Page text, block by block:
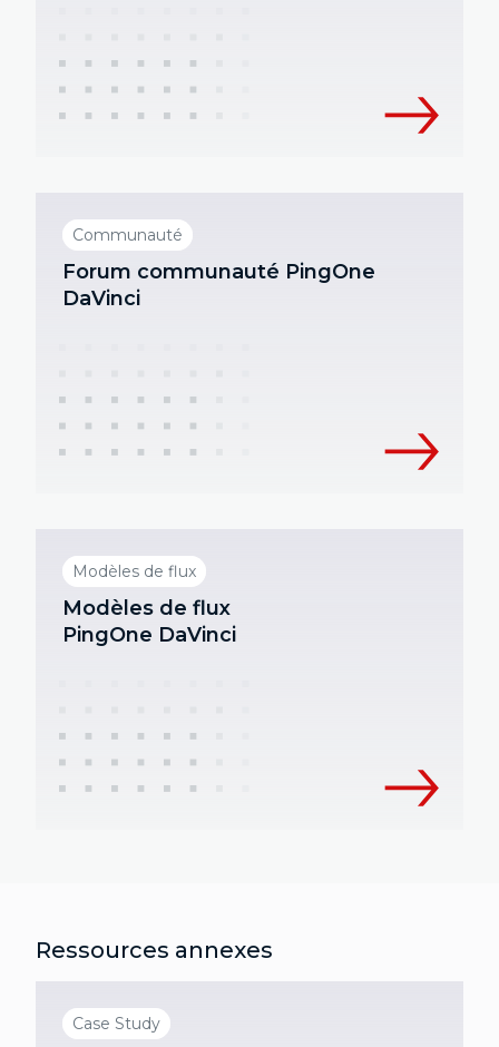
Communauté
Forum communauté PingOne
DaVinci
Modèles de flux
Modèles de flux
PingOne DaVinci
Ressources annexes
Case Study